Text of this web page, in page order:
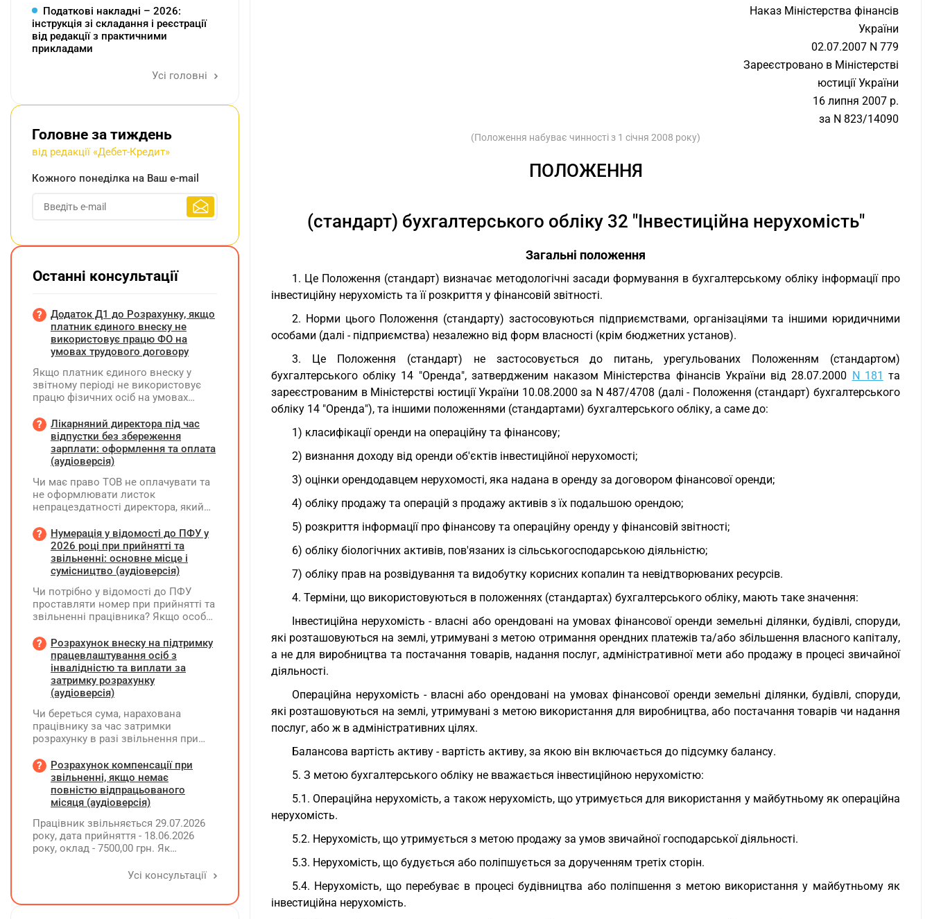
Наказ Міністерства фінансів
України
02.07.2007 N 779
Зареєстровано в Міністерстві
юстиції України
16 липня 2007 р.
за N 823/14090
(Положення набуває чинності з 1 січня 2008 року)
ПОЛОЖЕННЯ
(стандарт) бухгалтерського обліку 32 "Інвестиційна нерухомість"
Загальні положення
1. Це Положення (стандарт) визначає методологічні засади формування в бухгалтерському обліку інформації про
інвестиційну нерухомість та її розкриття у фінансовій звітності.
2. Норми цього Положення (стандарту) застосовуються підприємствами, організаціями та іншими юридичними
особами (далі - підприємства) незалежно від форм власності (крім бюджетних установ).
3. Це Положення (стандарт) не застосовується до питань, урегульованих Положенням (стандартом)
бухгалтерського обліку 14 "Оренда", затвердженим наказом Міністерства фінансів України від 28.07.2000 N 181 та
зареєстрованим в Міністерстві юстиції України 10.08.2000 за N 487/4708 (далі - Положення (стандарт) бухгалтерського
обліку 14 "Оренда"), та іншими положеннями (стандартами) бухгалтерського обліку, а саме до:
1) класифікації оренди на операційну та фінансову;
2) визнання доходу від оренди об'єктів інвестиційної нерухомості;
3) оцінки орендодавцем нерухомості, яка надана в оренду за договором фінансової оренди;
4) обліку продажу та операцій з продажу активів з їх подальшою орендою;
5) розкриття інформації про фінансову та операційну оренду у фінансовій звітності;
6) обліку біологічних активів, пов'язаних із сільськогосподарською діяльністю;
7) обліку прав на розвідування та видобутку корисних копалин та невідтворюваних ресурсів.
4. Терміни, що використовуються в положеннях (стандартах) бухгалтерського обліку, мають таке значення:
Інвестиційна нерухомість - власні або орендовані на умовах фінансової оренди земельні ділянки, будівлі, споруди,
які розташовуються на землі, утримувані з метою отримання орендних платежів та/або збільшення власного капіталу,
а не для виробництва та постачання товарів, надання послуг, адміністративної мети або продажу в процесі звичайної
діяльності.
Операційна нерухомість - власні або орендовані на умовах фінансової оренди земельні ділянки, будівлі, споруди,
які розташовуються на землі, утримувані з метою використання для виробництва, або постачання товарів чи надання
послуг, або ж в адміністративних цілях.
Балансова вартість активу - вартість активу, за якою він включається до підсумку балансу.
5. З метою бухгалтерського обліку не вважається інвестиційною нерухомістю:
5.1. Операційна нерухомість, а також нерухомість, що утримується для використання у майбутньому як операційна
нерухомість.
5.2. Нерухомість, що утримується з метою продажу за умов звичайної господарської діяльності.
5.3. Нерухомість, що будується або поліпшується за дорученням третіх сторін.
5.4. Нерухомість, що перебуває в процесі будівництва або поліпшення з метою використання у майбутньому як
інвестиційна нерухомість.
Податкові накладні – 2026:
інструкція зі складання і реєстрації
від редакції з практичними
прикладами
Усі головні
Головне за тиждень
від редакції «Дебет-Кредит»
Кожного понеділка на Ваш e-mail
Останні консультації
Додаток Д1 до Розрахунку, якщо
платник єдиного внеску не
використовує працю ФО на
умовах трудового договору
Якщо платник єдиного внеску у
звітному періоді не використовує
працю фізичних осіб на умовах
на інших умовах, передбачених
законодавством, Додаток Д1/
Додаток ФІЗ-Д1 за відповідний
період не подається
Лікарняний директора під час
відпустки без збереження
зарплати: оформлення та оплата
(аудіоверсія)
Чи має право ТОВ не оплачувати та
не оформлювати листок
непрацездатності директора, який
збереження заробітної плати під час
призупинення діяльності
підприємства?
Нумерація у відомості до ПФУ у
2026 році при прийнятті та
звільненні: основне місце і
сумісництво (аудіоверсія)
Чи потрібно у відомості до ПФУ
проставляти номер при прийнятті та
звільненні працівника? Якщо особа
місцем роботи та за сумісництвом,
чи рахується це як два роботодавці?
Розрахунок внеску на підтримку
працевлаштування осіб з
інвалідністю та виплати за
затримку розрахунку
(аудіоверсія)
Чи береться сума, нарахована
працівнику за час затримки
розрахунку в разі звільнення при
заробітної плати (винагороди), для
розрахунку внеску на підтримку
працевлаштування осіб з
інвалідністю?
Розрахунок компенсації при
звільненні, якщо немає
повністю відпрацьованого
місяця (аудіоверсія)
Працівник звільняється 29.07.2026
року, дата прийняття - 18.06.2026
року, оклад - 7500,00 грн. Як
невикористаних днів відпустки при
Усі консультації